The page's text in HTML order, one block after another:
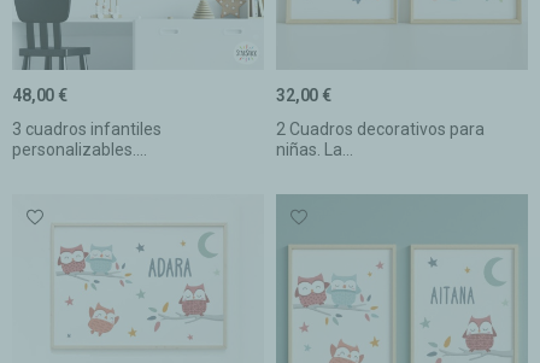
3 cuadros infantiles
personalizables....
48,00 €
2 Cuadros decorativos para
niñas. La...
32,00 €